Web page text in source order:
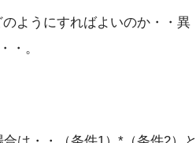
ようにすればよいのか・・異
。